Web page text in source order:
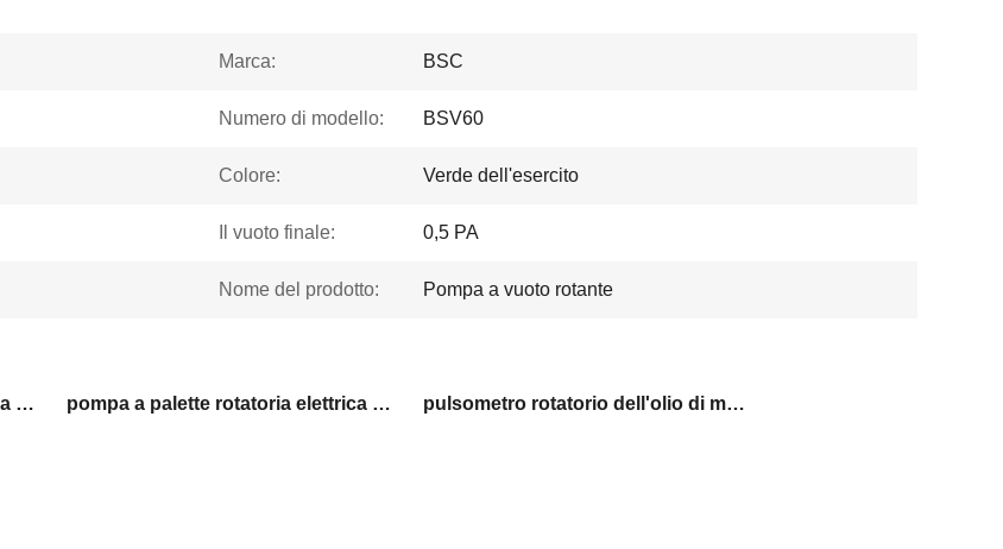
Marca: BSC
Numero di modello: BSV60
Colore: Verde dell'esercito
Il vuoto finale: 0,5 PA
Nome del prodotto: Pompa a vuoto rotante
pompa a palette rotatoria elettrica di metallurgia pompa a palette rotatoria elettrica 60CBM/h pulsometro rotatorio dell'olio di metallurgia